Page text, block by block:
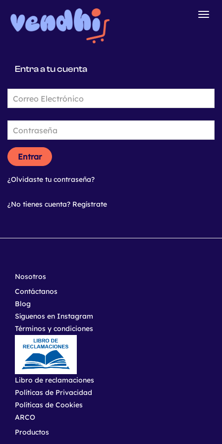
Entra a tu cuenta
Entrar
¿Olvidaste tu contraseña?
¿No tienes cuenta? Regístrate
Nosotros
Contáctanos
Blog
Síguenos en Instagram
Términos y condiciones
Libro de reclamaciones
Políticas de Privacidad
Políticas de Cookies
ARCO
Productos